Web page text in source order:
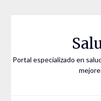
Portal especializado en